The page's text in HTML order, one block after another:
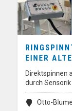
EINER
Direktspinnen
durch
Otto-